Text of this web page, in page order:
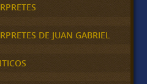
DE JUAN GABRIEL